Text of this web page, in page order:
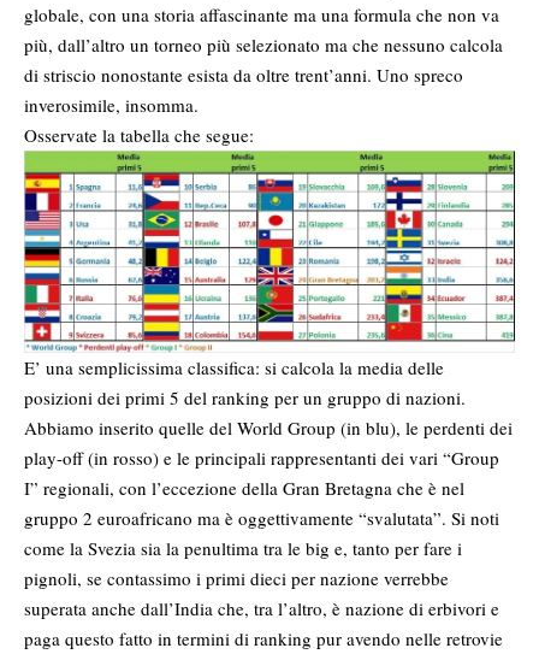
globale, con una storia affascinante ma una formula che non va
più, dall’altro un torneo più selezionato ma che nessuno calcola
di striscio nonostante esista da oltre trent’anni. Uno spreco
inverosimile, insomma.
Osservate la tabella che segue:
E’ una semplicissima classifica: si calcola la media delle
posizioni dei primi 5 del ranking per un gruppo di nazioni.
Abbiamo inserito quelle del World Group (in blu), le perdenti dei
play-off (in rosso) e le principali rappresentanti dei vari “Group
I” regionali, con l’eccezione della Gran Bretagna che è nel
gruppo 2 euroafricano ma è oggettivamente “svalutata”. Si noti
come la Svezia sia la penultima tra le big e, tanto per fare i
pignoli, se contassimo i primi dieci per nazione verrebbe
superata anche dall’India che, tra l’altro, è nazione di erbivori e
paga questo fatto in termini di ranking pur avendo nelle retrovie